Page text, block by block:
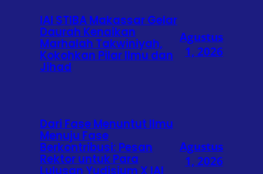
IAI STIBA Makassar Gelar
Daurah Kenaikan
Marhalah Takwiniyah,
Kokohkan Pilar Ilmu dan
Jihad
Agustus
1, 2026
Dari Fase Menuntut Ilmu
Menuju Fase
Berkontribusi: Pesan
Rektor untuk Para
Lulusan Yudisium X IAI
Agustus
1, 2026